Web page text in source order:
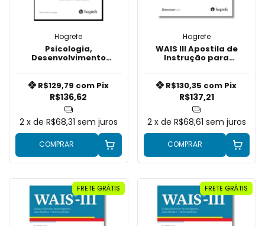
Hogrefe
Psicologia,
Desenvolvimento
R$136,62
R$129,79 com Pix
2 x de R$68,31 sem juros
COMPRAR
Hogrefe
WAIS III Apostila de
Instrução para
R$137,21
R$130,35 com Pix
2 x de R$68,61 sem juros
COMPRAR
FRETE GRÁTIS FRETE GRÁTIS